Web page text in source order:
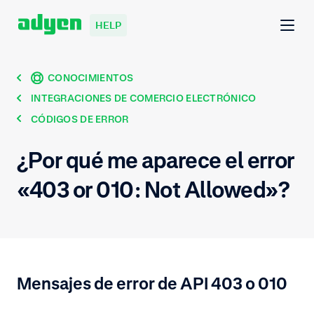
HELP
CONOCIMIENTOS
INTEGRACIONES DE COMERCIO ELECTRÓNICO
CÓDIGOS DE ERROR
¿Por qué me aparece el error
«403 or 010: Not Allowed»?
Mensajes de error de API 403 o 010